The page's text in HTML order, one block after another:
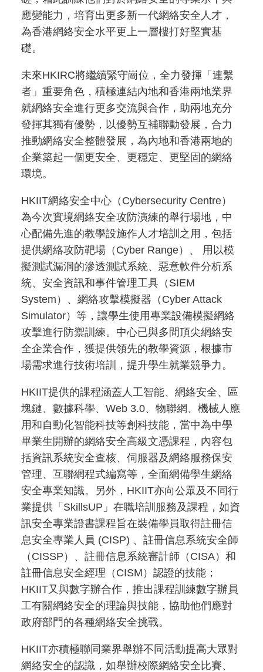
應變能力，培育出更多新一代網絡安全人才，
為香港網絡安全水平更上一層樓打好堅實基
礎。
未來HKIRC將繼續緊守崗位，全力發揮「連繫
者」重要角色，積極連結內地和香港兩地業界
就網絡安全進行更多交流與合作，助兩地充分
發揮其獨有優勢，以優勢互補聯動發展，合力
推動網絡安全整體發展，為內地和香港兩地的
企業築起一個更安全、更穩定、更堅固的網絡
環境。
HKIIT網絡安全中心（Cybersecurity Centre）
為今次實境網絡安全攻防演練的舉行場地，中
心配備先進的教學設施作人才培訓之用，包括
提供網絡攻防靶場（Cyber Range）、 用以模
擬測試漏洞的滲透測試系統、惡意軟件分析系
統、安全資訊和事件管理工具（SIEM
System）、網絡攻擊模擬器（Cyber Attack
Simulator）等，讓學生使用專業設備模擬網絡
攻擊進行防禦訓練。中心已與多間頂尖網絡安
全企業合作，獲提供領先的教學資源，根據市
場需求進行技術培訓，提升學生就業競爭力。
HKIIT提供的課程涵蓋人工智能、網絡安全、區
塊鏈、數據科學、Web 3.0、物聯網、機械人應
用和自動化智能科技等創科技能，當中為中學
畢業生開辦的網絡安全高級文憑課程，內容包
括資訊系統安全查核、伺服器及網絡服務保安
管理、互聯網程式編寫等，全面網備學生網絡
安全專業知識。另外，HKIIT亦向公眾及不同行
業提供「SkillsUP」在職培訓服務及課程，如資
訊安全專業證書課程旨在裝備學員取得註冊信
息安全專業人員 (CISP) 、註冊信息系統安全師
（CISSP）、註冊信息系統審計師（CISA）和
註冊信息安全經理（CISM）認證的技能；
HKIIT又與數字辦合作，推出課程訓練數字辦員
工有關網絡安全的理論與技能，協助他們應對
政府部門的各種網絡安全挑戰。
HKIIT亦積極聯同業界舉辦不同活動提高大眾對
網絡安全的認識，如舉辦校際網絡安全比賽、